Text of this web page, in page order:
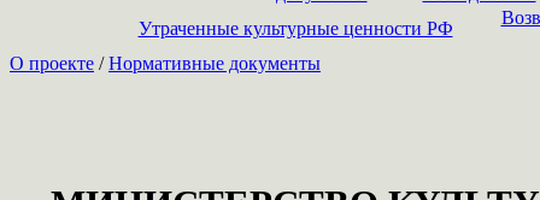
Утраченные культурные ценности РФ
О проекте /Нормативные документы